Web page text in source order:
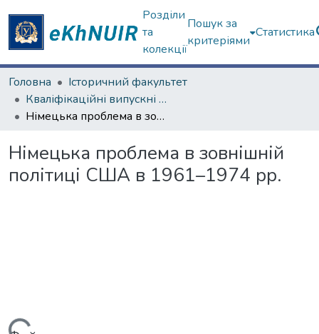
Розділи
та
колекції
Пошук за
критеріями
Статистика
Головна
Історичний факультет
Кваліфікаційні випускні роботи магістрів. Історичний факультет
Німецька проблема в зовнішній політиці США в 1961–1974 рр.
Німецька проблема в зовнішній
політиці США в 1961–1974 рр.